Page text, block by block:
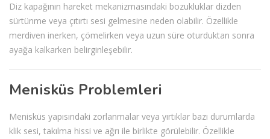
Diz kapağının hareket mekanizmasındaki bozukluklar dizden
sürtünme veya çıtırtı sesi gelmesine neden olabilir. Özellikle
merdiven inerken, çömelirken veya uzun süre oturduktan sonra
ayağa kalkarken belirginleşebilir.
Menisküs Problemleri
Menisküs yapısındaki zorlanmalar veya yırtıklar bazı durumlarda
klik sesi, takılma hissi ve ağrı ile birlikte görülebilir. Özellikle